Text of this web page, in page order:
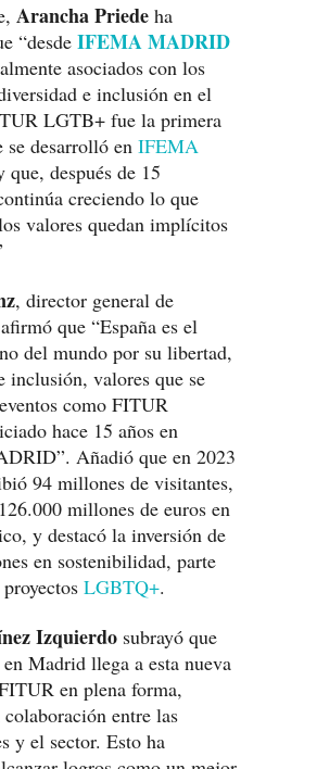
Arancha Priede ha
“desde IFEMA MADRID
asociados con los
e inclusión en el
LGTB+ fue la primera
se desarrolló en IFEMA
que, después de 15
creciendo lo que
valores quedan implícitos
, director general de
que “España es el
del mundo por su libertad,
inclusión, valores que se
como FITUR
hace 15 años en
Añadió que en 2023
94 millones de visitantes,
millones de euros en
y destacó la inversión de
en sostenibilidad, parte
LGBTQ+.
Izquierdo subrayó que
Madrid llega a esta nueva
en plena forma,
colaboración entre las
y el sector. Esto ha